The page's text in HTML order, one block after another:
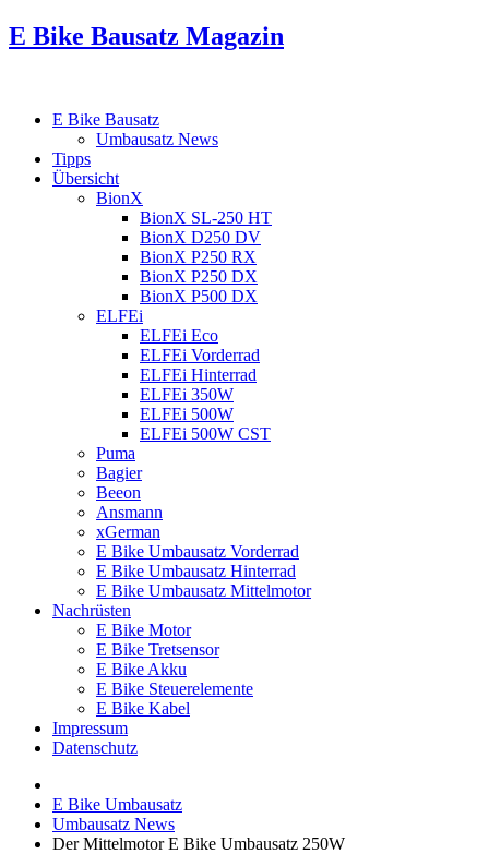
E Bike Bausatz Magazin
E Bike Bausatz
Umbausatz News
Tipps
Übersicht
BionX
BionX SL-250 HT
BionX D250 DV
BionX P250 RX
BionX P250 DX
BionX P500 DX
ELFEi
ELFEi Eco
ELFEi Vorderrad
ELFEi Hinterrad
ELFEi 350W
ELFEi 500W
ELFEi 500W CST
Puma
Bagier
Beeon
Ansmann
xGerman
E Bike Umbausatz Vorderrad
E Bike Umbausatz Hinterrad
E Bike Umbausatz Mittelmotor
Nachrüsten
E Bike Motor
E Bike Tretsensor
E Bike Akku
E Bike Steuerelemente
E Bike Kabel
Impressum
Datenschutz
E Bike Umbausatz
Umbausatz News
Der Mittelmotor E Bike Umbausatz 250W